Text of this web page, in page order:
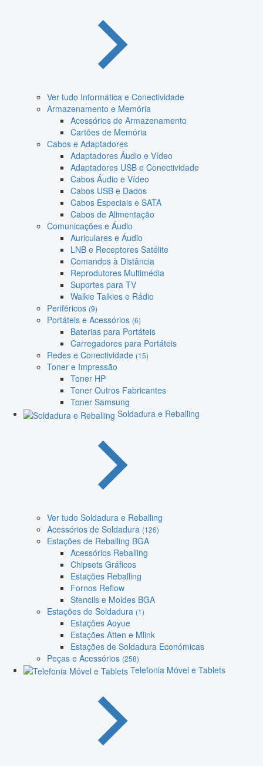
Ver tudo Informática e Conectividade
Armazenamento e Memória
Acessórios de Armazenamento
Cartões de Memória
Cabos e Adaptadores
Adaptadores Áudio e Vídeo
Adaptadores USB e Conectividade
Cabos Áudio e Vídeo
Cabos USB e Dados
Cabos Especiais e SATA
Cabos de Alimentação
Comunicações e Áudio
Auriculares e Áudio
LNB e Receptores Satélite
Comandos à Distância
Reprodutores Multimédia
Suportes para TV
Walkie Talkies e Rádio
Periféricos (9)
Portáteis e Acessórios (6)
Baterias para Portáteis
Carregadores para Portáteis
Redes e Conectividade (15)
Toner e Impressão
Toner HP
Toner Outros Fabricantes
Toner Samsung
Soldadura e Reballing
Ver tudo Soldadura e Reballing
Acessórios de Soldadura (126)
Estações de Reballing BGA
Acessórios Reballing
Chipsets Gráficos
Estações Reballing
Fornos Reflow
Stencils e Moldes BGA
Estações de Soldadura (1)
Estações Aoyue
Estações Atten e Mlink
Estações de Soldadura Económicas
Peças e Acessórios (258)
Telefonia Móvel e Tablets